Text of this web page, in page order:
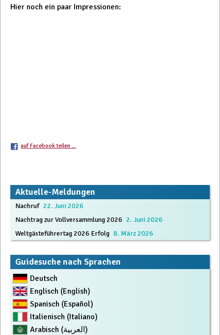
Hier noch ein paar Impressionen:
auf Facebook teilen ...
Beitrags-
Navigation
Aktuelle-Meldungen
Nachruf 22. Juni 2026
Nachtrag zur Vollversammlung 2026 2. Juni 2026
Weltgästeführertag 2026 Erfolg 8. März 2026
Guidesuche nach Sprachen
Deutsch
Englisch (English)
Spanisch (Español)
Italienisch (Italiano)
Arabisch (العربية)